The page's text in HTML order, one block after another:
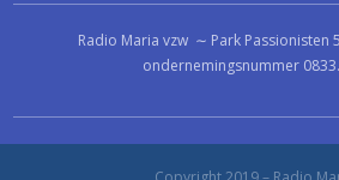
Radio Maria vzw ∼ Park Passionisten
ondernemingsnummer